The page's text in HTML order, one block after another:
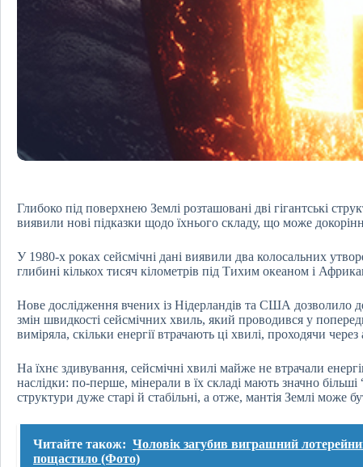
Глибоко під поверхнею Землі розташовані дві гігантські
виявили нові підказки щодо їхнього складу, що може
У 1980-х роках сейсмічні дані виявили два колосальних
глибині кількох тисяч кілометрів під Тихим океаном і
Нове дослідження вчених із Нідерландів та США дозволило
змін швидкості сейсмічних хвиль, який проводився у
виміряла, скільки енергії втрачають ці хвилі, проходячи через
На їхнє здивування, сейсмічні хвилі майже не втрачали
наслідки: по-перше, мінерали в їх складі мають значно
структури дуже старі й стабільні, а отже, мантія Землі
Читайте також: Чоловік загубив виграшний
пощастило (Фото)